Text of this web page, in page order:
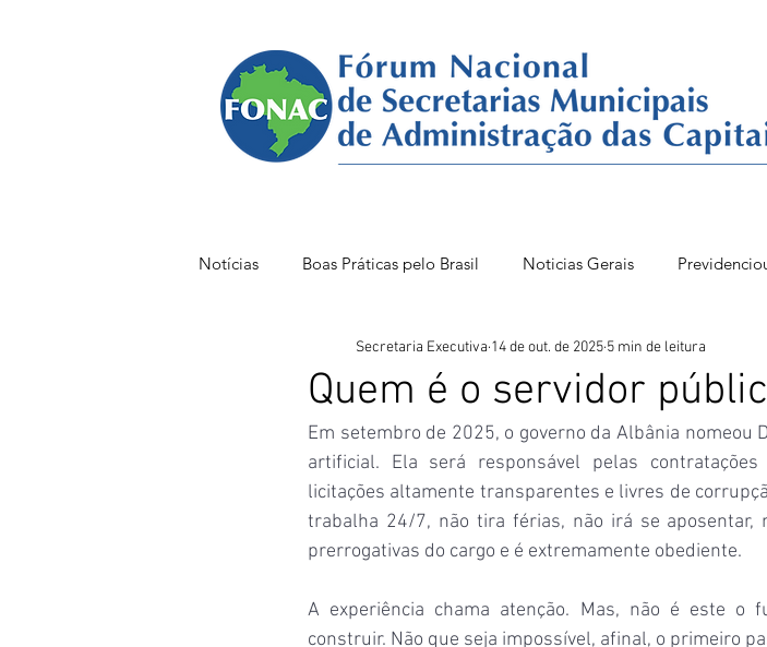
Notícias Boas Práticas pelo Brasil Noticias Gerais
FONAC 85 VITÓRIA FONAC86BSB FONAC 84
Quem é o servidor
Secretaria Executiva 14 de out. de 2025 5 min de leitura
Em setembro de 2025, o governo da Albânia
artificial. Ela será responsável pelas
licitações altamente transparentes e livres de
trabalha 24/7, não tira férias, não irá se aposentar,
prerrogativas do cargo e é extremamente obediente.
A experiência chama atenção. Mas, não é este o
construir. Não que seja impossível, afinal, o primeiro